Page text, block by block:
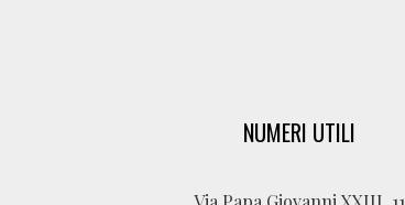
NUMERI UTILI